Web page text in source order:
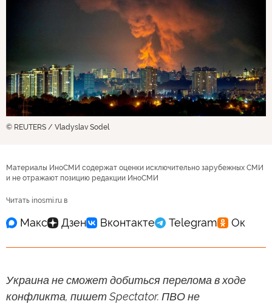
© REUTERS / Vladyslav Sodel
Материалы ИноСМИ содержат оценки исключительно зарубежных СМИ
и не отражают позицию редакции ИноСМИ
Читать inosmi.ru в
Украина не сможет добиться перелома в ходе
конфликта, пишет Spectator. ПВО не